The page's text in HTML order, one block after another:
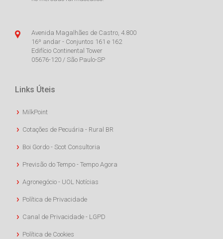
Avenida Magalhães de Castro, 4.800
16º andar - Conjuntos 161 e 162
Edifício Continental Tower
05676-120 / São Paulo-SP
Links Úteis
MilkPoint
Cotações de Pecuária - Rural BR
Boi Gordo - Scot Consultoria
Previsão do Tempo - Tempo Agora
Agronegócio - UOL Notícias
Política de Privacidade
Canal de Privacidade - LGPD
Política de Cookies